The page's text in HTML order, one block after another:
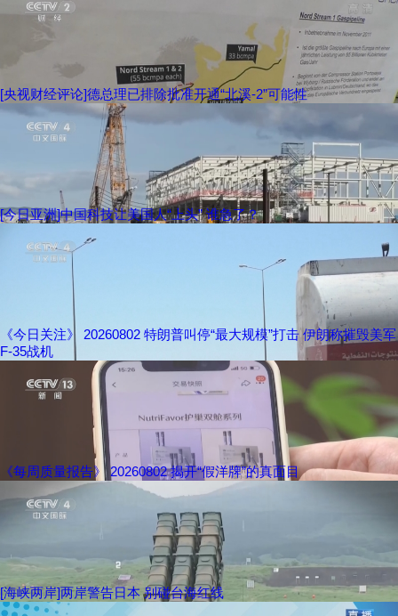
[央视财经评论]德总理已排除批准开通“北溪-2”可能性
[今日亚洲]中国科技让美国人“上头” 谁急了？
《今日关注》 20260802 特朗普叫停“最大规模”打击 伊朗称摧毁美军
F-35战机
《每周质量报告》 20260802 揭开“假洋牌”的真面目
[海峡两岸]两岸警告日本 别碰台海红线